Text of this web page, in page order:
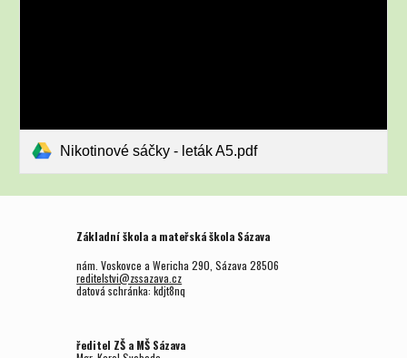
Nikotinové sáčky - leták A5.pdf
Základní škola a mateřská škola Sázava
nám. Voskovce a Wericha 290, Sázava 28506
reditelstvi@zssazava.cz
datová schránka: kdjt8nq
ředitel ZŠ a MŠ Sázava